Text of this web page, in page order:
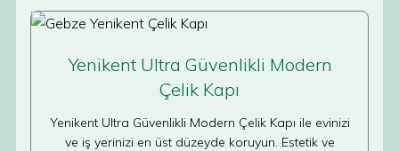
Yenikent Ultra Güvenlikli Modern
Çelik Kapı
Yenikent Ultra Güvenlikli Modern Çelik Kapı ile evinizi
ve iş yerinizi en üst düzeyde koruyun. Estetik ve